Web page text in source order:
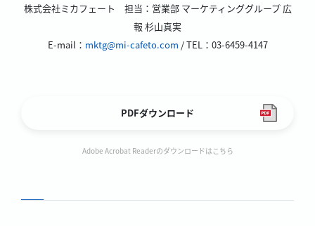
株式会社ミカフェート 担当：営業部 マーケティンググループ 広
報 杉山真実
E-mail： mktg@mi-cafeto.com / TEL：03-6459-4147
PDFダウンロード
Adobe Acrobat Readerのダウンロードはこちら